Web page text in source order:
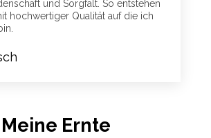
und Sorgfalt. So entstehen
hochwertiger Qualität auf die ich
Meine Ernte